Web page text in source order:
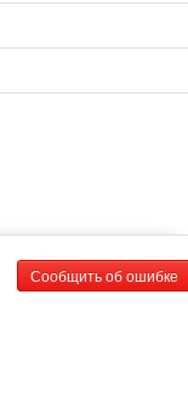
Сообщить об ошибке